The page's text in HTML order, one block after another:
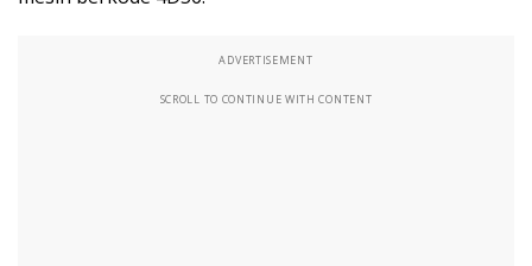
ADVERTISEMENT
SCROLL TO CONTINUE WITH CONTENT